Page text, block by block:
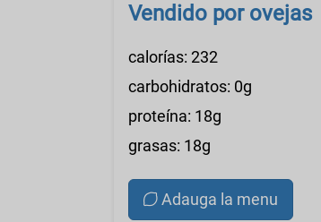
Vendido por ovejas
calorías: 232
carbohidratos: 0g
proteína: 18g
grasas: 18g
Adauga la menu